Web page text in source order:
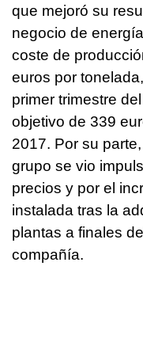
que mejoró su
negocio de
coste de
euros por
primer trimestre
objetivo de 339
2017. Por su
grupo se vio
precios y por el
instalada tras la
plantas a finales
compañía.